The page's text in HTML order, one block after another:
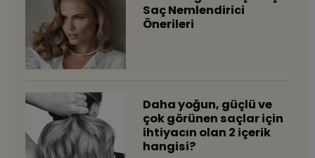
Saç Nemlendirici
Önerileri
Daha yoğun, güçlü ve
çok görünen saçlar için
ihtiyacın olan 2 içerik
hangisi?